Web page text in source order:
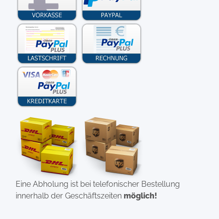
Eine Abholung ist bei telefonischer Bestellung
innerhalb der Geschäftszeiten möglich!